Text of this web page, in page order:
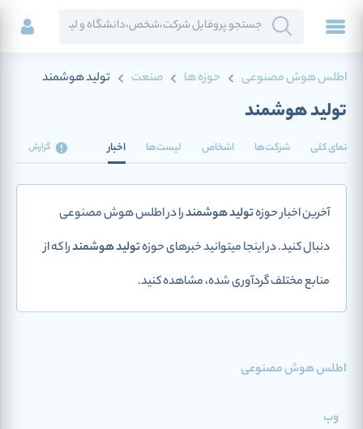
اطلس هوش مصنوعی حوزه ها صنعت تولید هوشمند
تولید هوشمند
نمای کلی شرکت‌ها اشخاص لیست‌ها اخبار گزارش
آخرین اخبار حوزهتولید هوشمندرا در اطلس هوش مصنوعی
دنبال کنید. در اینجا میتوانید خبرهای حوزهتولید هوشمندرا که از
منابع مختلف گردآوری شده، مشاهده کنید.
اطلس هوش مصنوعی
وب